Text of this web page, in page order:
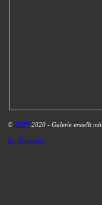
©TM™ 2020 - Galerie erstellt mit
Zur Fotoseite